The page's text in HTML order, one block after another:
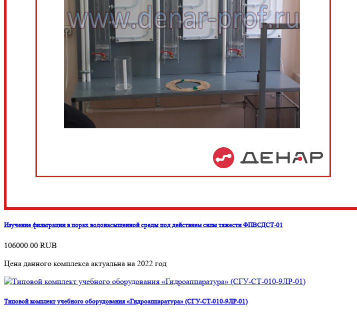
Изучение фильтрации в порах водонасыщенной среды под действием силы тяжести ФПВСДСТ-01
106000.00 RUB
Цена данного комплекса актуальна на 2022 год
Типовой комплект учебного оборудования «Гидроаппаратура» (СГУ-СТ-010-9ЛР-01)